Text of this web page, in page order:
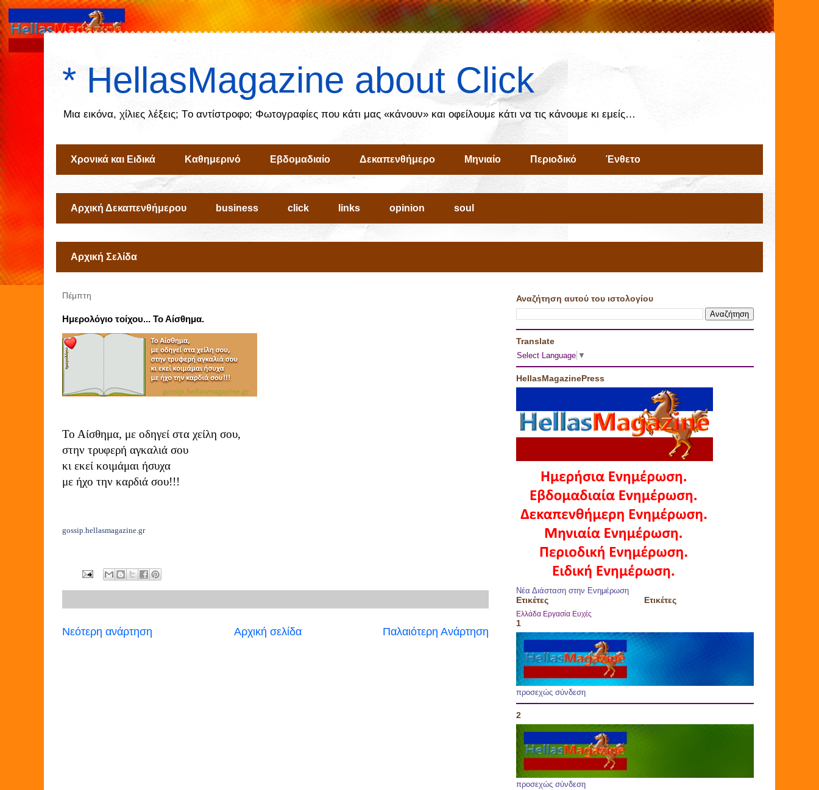
* HellasMagazine about Click
Μια εικόνα, χίλιες λέξεις; Tο αντίστροφο; Φωτογραφίες που κάτι μας «κάνουν» και οφείλουμε κάτι να τις κάνουμε κι εμείς…
Χρονικά και Ειδικά Καθημερινό Εβδομαδιαίο Δεκαπενθήμερο Μηνιαίο Περιοδικό Ένθετο
Αρχική Δεκαπενθήμερου business click links opinion soul
Αρχική Σελίδα
Πέμπτη
Ημερολόγιο τοίχου... Το Αίσθημα.
Το Αίσθημα, με οδηγεί στα χείλη σου,
στην τρυφερή αγκαλιά σου
κι εκεί κοιμάμαι ήσυχα
με ήχο την καρδιά σου!!!
gossip.hellasmagazine.gr
Νεότερη ανάρτηση Παλαιότερη Ανάρτηση
Αρχική σελίδα
Αναζήτηση αυτού του ιστολογίου
Translate
Select Language ▼
HellasMagazinePress
Νέα Διάσταση στην Ενημέρωση
Ετικέτες
Ελλάδα Εργασία Ευχές
Ετικέτες
1
προσεχώς σύνδεση
2
προσεχώς σύνδεση